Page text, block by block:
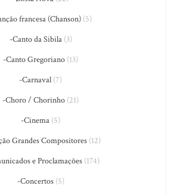
francesa (Chanson)(5)
-Canto da Sibila(3)
-Canto Gregoriano (13)
-Carnaval (7)
-Choro / Chorinho (21)
-Cinema (5)
Grandes Compositores(12)
e Proclamações(174)
-Concertos(5)